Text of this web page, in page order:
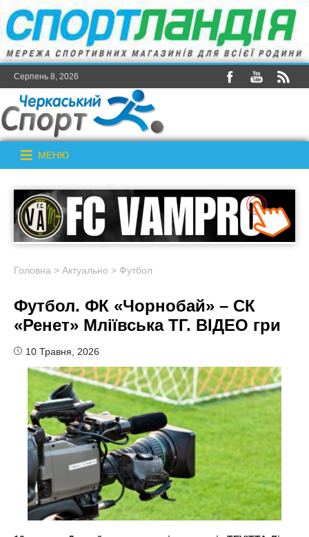
Серпень 8, 2026
МЕНЮ
Головна > Актуально > Футбол
Футбол. ФК «Чорнобай» – СК
«Ренет» Мліївська ТГ. ВІДЕО гри
10 Травня, 2026